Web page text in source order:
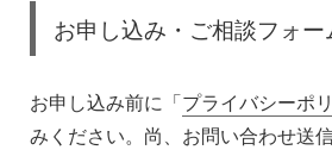
お申し込み・ご相談フォー
お申し込み前に「プライバシーポ
みください。尚、お問い合わせ送